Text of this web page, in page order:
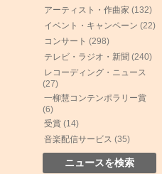
アーティスト・作曲家 (132)
イベント・キャンペーン (22)
コンサート (298)
テレビ・ラジオ・新聞 (240)
レコーディング・ニュース
(27)
一柳慧コンテンポラリー賞
(6)
受賞 (14)
音楽配信サービス (35)
ニュースを検索